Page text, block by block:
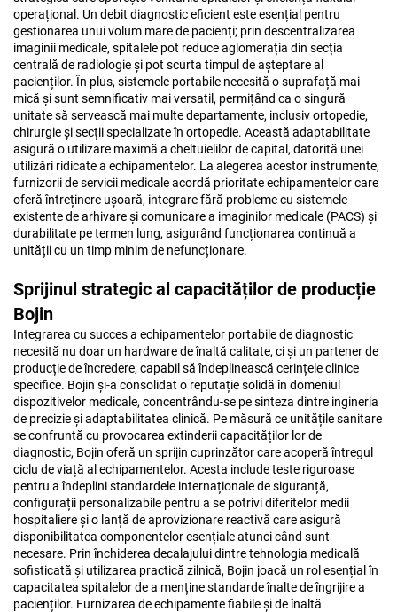
operațional. Un debit diagnostic eficient este esențial pentru
gestionarea unui volum mare de pacienți; prin descentralizarea
imaginii medicale, spitalele pot reduce aglomerația din secția
centrală de radiologie și pot scurta timpul de așteptare al
pacienților. În plus, sistemele portabile necesită o suprafață mai
mică și sunt semnificativ mai versatil, permițând ca o singură
unitate să servească mai multe departamente, inclusiv ortopedie,
chirurgie și secții specializate în ortopedie. Această adaptabilitate
asigură o utilizare maximă a cheltuielilor de capital, datorită unei
utilizări ridicate a echipamentelor. La alegerea acestor instrumente,
furnizorii de servicii medicale acordă prioritate echipamentelor care
oferă întreținere ușoară, integrare fără probleme cu sistemele
existente de arhivare și comunicare a imaginilor medicale (PACS) și
durabilitate pe termen lung, asigurând funcționarea continuă a
unității cu un timp minim de nefuncționare.
Sprijinul strategic al capacităților de producție
Bojin
Integrarea cu succes a echipamentelor portabile de diagnostic
necesită nu doar un hardware de înaltă calitate, ci și un partener de
producție de încredere, capabil să îndeplinească cerințele clinice
specifice. Bojin și-a consolidat o reputație solidă în domeniul
dispozitivelor medicale, concentrându-se pe sinteza dintre ingineria
de precizie și adaptabilitatea clinică. Pe măsură ce unitățile sanitare
se confruntă cu provocarea extinderii capacităților lor de
diagnostic, Bojin oferă un sprijin cuprinzător care acoperă întregul
ciclu de viață al echipamentelor. Acesta include teste riguroase
pentru a îndeplini standardele internaționale de siguranță,
configurații personalizabile pentru a se potrivi diferitelor medii
hospitaliere și o lanță de aprovizionare reactivă care asigură
disponibilitatea componentelor esențiale atunci când sunt
necesare. Prin închiderea decalajului dintre tehnologia medicală
sofisticată și utilizarea practică zilnică, Bojin joacă un rol esențial în
capacitatea spitalelor de a menține standarde înalte de îngrijire a
pacienților. Furnizarea de echipamente fiabile și de înaltă